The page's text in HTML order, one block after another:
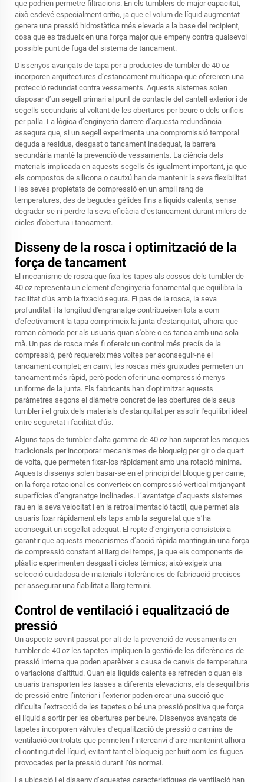
que podrien permetre filtracions. En els tumblers de major capacitat,
això esdevé especialment crític, ja que el volum de líquid augmentat
genera una pressió hidrostàtica més elevada a la base del recipient,
cosa que es tradueix en una força major que empeny contra qualsevol
possible punt de fuga del sistema de tancament.
Dissenyos avançats de tapa per a productes de tumbler de 40 oz
incorporen arquitectures d’estancament multicapa que ofereixen una
protecció redundat contra vessaments. Aquests sistemes solen
disposar d’un segell primari al punt de contacte del cantell exterior i de
segells secundaris al voltant de les obertures per beure o dels orificis
per palla. La lògica d’enginyeria darrere d’aquesta redundància
assegura que, si un segell experimenta una compromissió temporal
deguda a residus, desgast o tancament inadequat, la barrera
secundària manté la prevenció de vessaments. La ciència dels
materials implicada en aquests segells és igualment important, ja que
els compostos de silicona o cautxú han de mantenir la seva flexibilitat
i les seves propietats de compressió en un ampli rang de
temperatures, des de begudes gélides fins a líquids calents, sense
degradar-se ni perdre la seva eficàcia d’estancament durant milers de
cicles d’obertura i tancament.
Disseny de la rosca i optimització de la
força de tancament
El mecanisme de rosca que fixa les tapes als cossos dels tumbler de
40 oz representa un element d'enginyeria fonamental que equilibra la
facilitat d'ús amb la fixació segura. El pas de la rosca, la seva
profunditat i la longitud d'engranatge contribueixen tots a com
d'efectivament la tapa comprimeix la junta d'estanquitat, alhora que
roman còmoda per als usuaris quan s'obre o es tanca amb una sola
mà. Un pas de rosca més fi ofereix un control més precís de la
compressió, però requereix més voltes per aconseguir-ne el
tancament complet; en canvi, les roscas més gruixudes permeten un
tancament més ràpid, però poden oferir una compressió menys
uniforme de la junta. Els fabricants han d'optimitzar aquests
paràmetres segons el diàmetre concret de les obertures dels seus
tumbler i el gruix dels materials d'estanquitat per assolir l'equilibri ideal
entre seguretat i facilitat d'ús.
Alguns taps de tumbler d'alta gamma de 40 oz han superat les rosques
tradicionals per incorporar mecanismes de bloqueig per gir o de quart
de volta, que permeten fixar-los ràpidament amb una rotació mínima.
Aquests dissenys solen basar-se en el principi del bloqueig per came,
on la força rotacional es converteix en compressió vertical mitjançant
superfícies d’engranatge inclinades. L’avantatge d’aquests sistemes
rau en la seva velocitat i en la retroalimentació tàctil, que permet als
usuaris fixar ràpidament els taps amb la seguretat que s’ha
aconseguit un segellat adequat. El repte d’enginyeria consisteix a
garantir que aquests mecanismes d’acció ràpida mantinguin una força
de compressió constant al llarg del temps, ja que els components de
plàstic experimenten desgast i cicles tèrmics; això exigeix una
selecció cuidadosa de materials i toleràncies de fabricació precises
per assegurar una fiabilitat a llarg termini.
Control de ventilació i equalització de
pressió
Un aspecte sovint passat per alt de la prevenció de vessaments en
tumbler de 40 oz les tapetes impliquen la gestió de les diferències de
pressió interna que poden aparèixer a causa de canvis de temperatura
o variacions d’altitud. Quan els líquids calents es refreden o quan els
usuaris transporten les tasses a diferents elevacions, els desequilibris
de pressió entre l’interior i l’exterior poden crear una succió que
dificulta l’extracció de les tapetes o bé una pressió positiva que força
el líquid a sortir per les obertures per beure. Dissenyos avançats de
tapetes incorporen vàlvules d’equalització de pressió o camins de
ventilació controlats que permeten l’intercanvi d’aire mantenint alhora
el contingut del líquid, evitant tant el bloqueig per buit com les fugues
provocades per la pressió durant l’ús normal.
La ubicació i el disseny d’aquestes característiques de ventilació han